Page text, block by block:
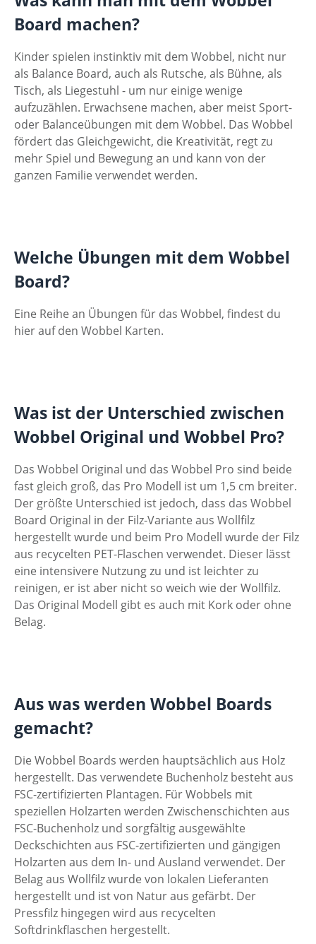
Board machen?
Kinder spielen instinktiv mit dem Wobbel, nicht nur
als Balance Board, auch als Rutsche, als Bühne, als
Tisch, als Liegestuhl - um nur einige wenige
aufzuzählen. Erwachsene machen, aber meist Sport-
oder Balanceübungen mit dem Wobbel. Das Wobbel
fördert das Gleichgewicht, die Kreativität, regt zu
mehr Spiel und Bewegung an und kann von der
ganzen Familie verwendet werden.
Welche Übungen mit dem Wobbel
Board?
Eine Reihe an Übungen für das Wobbel, findest du
hier auf den Wobbel Karten.
Was ist der Unterschied zwischen
Wobbel Original und Wobbel Pro?
Das Wobbel Original und das Wobbel Pro sind beide
fast gleich groß, das Pro Modell ist um 1,5 cm breiter.
Der größte Unterschied ist jedoch, dass das Wobbel
Board Original in der Filz-Variante aus Wollfilz
hergestellt wurde und beim Pro Modell wurde der Filz
aus recycelten PET-Flaschen verwendet. Dieser lässt
eine intensivere Nutzung zu und ist leichter zu
reinigen, er ist aber nicht so weich wie der Wollfilz.
Das Original Modell gibt es auch mit Kork oder ohne
Belag.
Aus was werden Wobbel Boards
gemacht?
Die Wobbel Boards werden hauptsächlich aus Holz
hergestellt. Das verwendete Buchenholz besteht aus
FSC-zertifizierten Plantagen. Für Wobbels mit
speziellen Holzarten werden Zwischenschichten aus
FSC-Buchenholz und sorgfältig ausgewählte
Deckschichten aus FSC-zertifizierten und gängigen
Holzarten aus dem In- und Ausland verwendet. Der
Belag aus Wollfilz wurde von lokalen Lieferanten
hergestellt und ist von Natur aus gefärbt. Der
Pressfilz hingegen wird aus recycelten
Softdrinkflaschen hergestellt.